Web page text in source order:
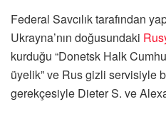
Federal Savcılık tarafından
Ukrayna’nın doğusundaki
kurduğu “Donetsk Halk
üyelik” ve Rus gizli servisiyle
gerekçesiyle Dieter S. ve